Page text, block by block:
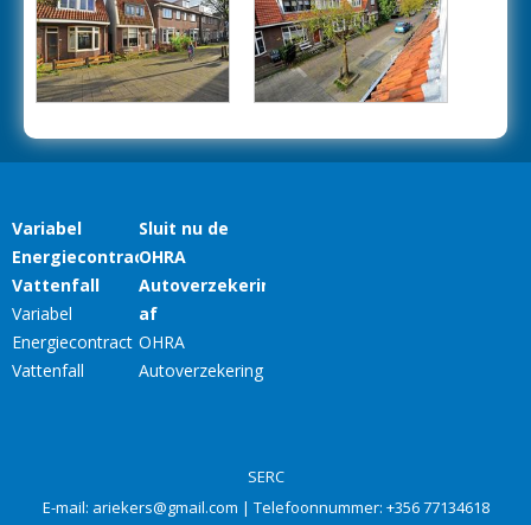
SERC
E-mail: ariekers@gmail.com | Telefoonnummer: +356 77134618